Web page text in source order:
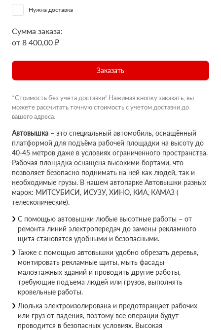
Нужна доставка
Сумма заказа:
от 8 400,00 ₽
Заказать
*Стоимость без учета доставки! Нажимая кнопку заказать, вы
можете рассчитать точную стоимость с учетом доставки до
вашего адреса.
Автовышка – это специальный автомобиль, оснащённый
платформой для подъёма рабочей площадки на высоту до
40-45 метров даже в условиях ограниченного пространства.
Рабочая площадка оснащена высокими бортами, что
позволяет безопасно поднимать на ней как людей, так и
необходимые грузы. В нашем автопарке Автовышки разных
марок: МИТСУБИСИ, ИСУЗУ, ХИНО, КИА, КАМАЗ (
телескопические).
С помощью автовышки любые высотные работы – от
ремонта линий электропередач до замены рекламного
щита становятся удобными и безопасными.
Также с помощью автовышки удобно обрезать деревья,
монтировать рекламные щиты, мыть фасады
малоэтажных зданий и проводить другие работы,
требующие подъема людей или грузов, выполнять
кровельные работы.
Люлька электроизолирована и предотвращает рабочих
или груз от падения, поэтому все операции будут
проводится в безопасных условиях. Высокая